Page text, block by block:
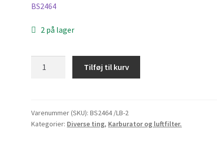
BS2464
2 på lager
til
42
Tilføj til kurv
Varenummer (SKU):BS2464 /LB-2
Kategorier: Diverse ting, Karburator og luftfilter.